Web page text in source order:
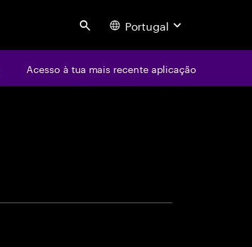
Search Portugal
Acesso à tua mais recente aplicação